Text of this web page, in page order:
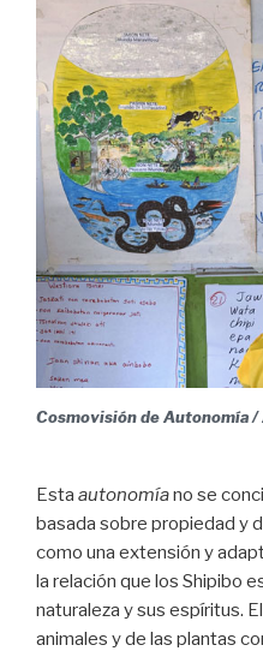
Cosmovisión de Autonomía
Esta autonomíano se
basada sobre propiedad y
como una extensión y
la relación que los Shipibo
naturaleza y sus espíritus.
animales y de las plantas